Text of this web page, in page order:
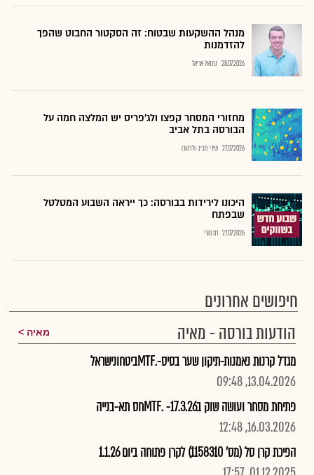
מנהל ההשקעות שבטוח: זה הסקטור החבוט שהפך
להזדמנות
28.07.2026 נתנאל אריאל
מחזורי המסחר קפצו ולג'פריס יש המלצה חמה על
הבורסה בתל אביב
27.07.2026 שירי חביב-ולדהורן
היכונו לירידות בבורסה: כך ייראה השבוע המטלטל
שבפתח
27.07.2026 רם מורי
חיפושים אחרונים
הודעות בורסה - מאיה
מאיה
מגדל קרנות נאמנות-תיקון שער בסיס-.MTFביטחונישראל
13.04.2026, 09:48
פתיחת מסחר ועושה שוק ב17.3.26- .MTFחס תא-בנייה
16.03.2026, 12:48
הפיכת קרן סל (מס' 1158310) לקרן פתוחה ביום 1.1.26